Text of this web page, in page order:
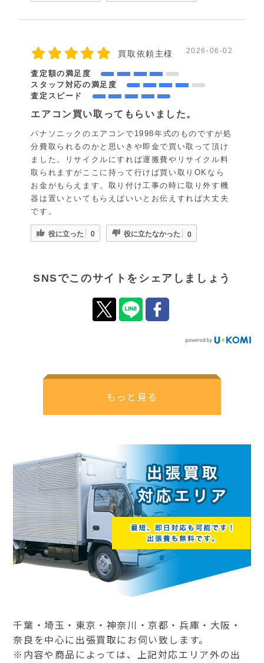
買取依頼主様 2026-06-02
査定額の満足度
スタッフ対応の満足度
査定スピード
エアコン買い取ってもらいました。
パナソニックのエアコンで1998年式のものですが処
分費取られるのかと思いきや即金で買い取って頂け
ました。リサイクルにすれば運搬費やリサイクル料
取られますがここに持って行けば買い取りOKなら
お金がもらえます。取り付け工事の時に取り外す機
器は置いといてもらえばいいとお伝えすれば大丈夫
です。
役に立った 0 役に立たなかった 0
SNSでこのサイトをシェアしましょう
もっと見る
千葉・埼玉・東京・神奈川・京都・兵庫・大阪・
奈良を中心に出張買取にお伺い致します。
※内容や商品によっては、上記対応エリア外の出